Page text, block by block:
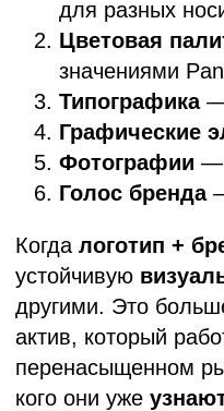
для разных
Цветовая
значениями
Типографика—
Графические
Фотографии —
Голос бренда—
Когда логотип +
устойчивую
другими. Это
актив, который
перенасыщенном
кого они уже